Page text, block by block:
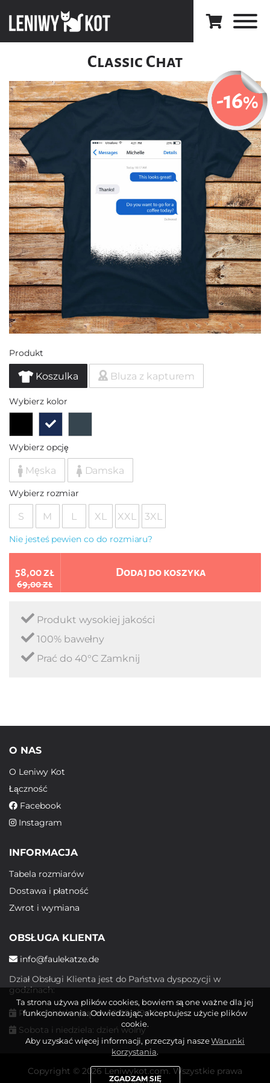
Classic Chat
-16%
Produkt
Koszulka Bluza z kapturem
Wybierz kolor
Wybierz opcję
Męska Damska
Wybierz rozmiar
S M L XL XXL 3XL
Nie jesteś pewien co do rozmiaru?
58,00 zł
69,00 zł
Dodaj do koszyka
Produkt wysokiej jakości
100% bawełny
Prać do 40°C Zamknij
O NAS
O Leniwy Kot
Łączność
Facebook
Instagram
INFORMACJA
Tabela rozmiarów
Dostawa i płatność
Zwrot i wymiana
OBSŁUGA KLIENTA
info@faulekatze.de
Dział Obsługi Klienta jest do Państwa dyspozycji w
godzinach:
Poniedziałek - piątek: 10:00 - 19:00
Sobota i niedziela: dzień wolny
Copyright © 2026 Leniwykot.com. Wszystkie prawa
Ta strona używa plików cookies, bowiem są one ważne dla jej
funkcjonowania. Odwiedzając, akceptujesz użycie plików
cookie.
Aby uzyskać więcej informacji, przeczytaj naszeWarunki
korzystania.
ZGADZAM SIĘ